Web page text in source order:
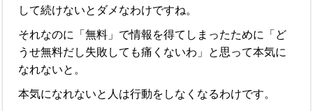
して続けないとダメなわけですね。
それなのに「無料」で情報を得てしまったために「ど
うせ無料だし失敗しても痛くないわ」と思って本気に
なれないと。
本気になれないと人は行動をしなくなるわけです。